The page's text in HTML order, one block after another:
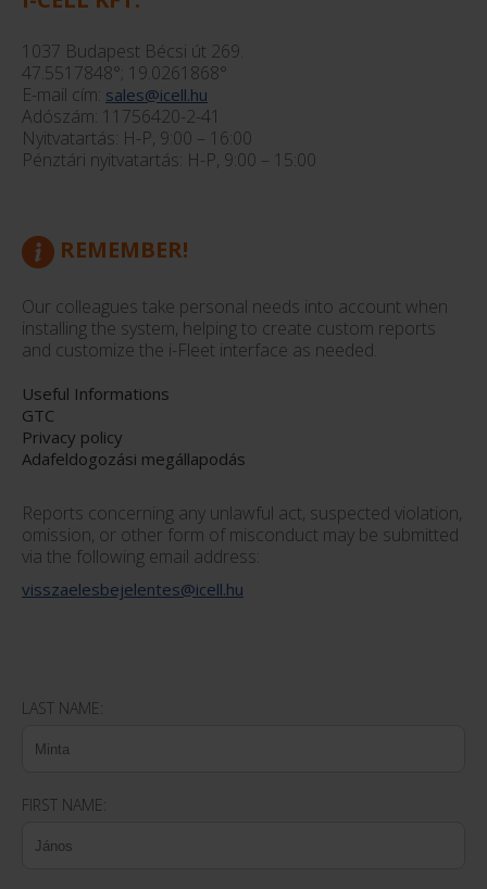
1037 Budapest Bécsi út 269.
47.5517848°; 19.0261868°
E-mail cím: sales@icell.hu
Adószám: 11756420-2-41
Nyitvatartás: H-P, 9:00 – 16:00
Pénztári nyitvatartás: H-P, 9:00 – 15:00
REMEMBER!
Our colleagues take personal needs into account when
installing the system, helping to create custom reports
and customize the i-Fleet interface as needed.
Useful Informations
GTC
Privacy policy
Adafeldogozási megállapodás
Reports concerning any unlawful act, suspected violation,
omission, or other form of misconduct may be submitted
via the following email address:
visszaelesbejelentes@icell.hu
LAST NAME:
FIRST NAME: